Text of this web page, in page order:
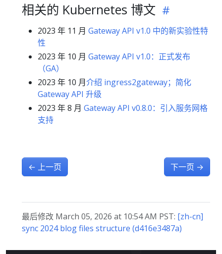
相关的 Kubernetes 博文
2023 年 11 月 Gateway API v1.0 中的新实验性特
性
2023 年 10 月 Gateway API v1.0：正式发布
（GA）
2023 年 10 月介绍 ingress2gateway；简化
Gateway API 升级
2023 年 8 月 Gateway API v0.8.0：引入服务网格
支持
← 上一页 下一页 →
最后修改 March 05, 2026 at 10:54 AM PST: [zh-cn]
sync 2024 blog files structure (d416e3487a)